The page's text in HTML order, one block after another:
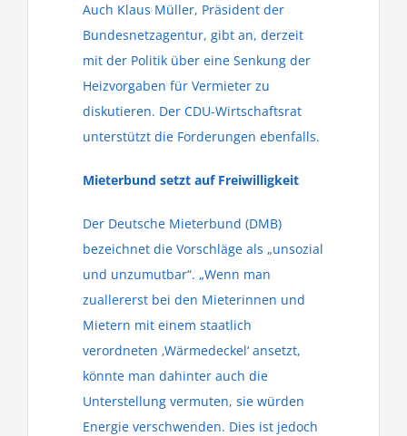
Auch Klaus Müller, Präsident der
Bundesnetzagentur, gibt an, derzeit
mit der Politik über eine Senkung der
Heizvorgaben für Vermieter zu
diskutieren. Der CDU-Wirtschaftsrat
unterstützt die Forderungen ebenfalls.
Mieterbund setzt auf Freiwilligkeit
Der Deutsche Mieterbund (DMB)
bezeichnet die Vorschläge als „unsozial
und unzumutbar“. „Wenn man
zuallererst bei den Mieterinnen und
Mietern mit einem staatlich
verordneten ‚Wärmedeckel‘ ansetzt,
könnte man dahinter auch die
Unterstellung vermuten, sie würden
Energie verschwenden. Dies ist jedoch